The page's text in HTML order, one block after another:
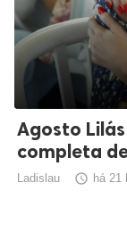
Agosto
completa
Ladislau  há 21